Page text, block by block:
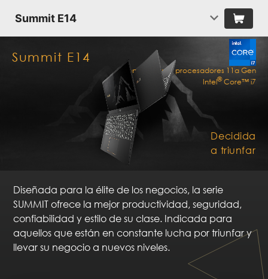
Summit E14
Summit E14
Decidida
a triunfar
Impulsada por procesadores 11a Gen
Intel®Core™ i7
Diseñada para la élite de los negocios, la serie
SUMMIT ofrece la mejor productividad, seguridad,
confiabilidad y estilo de su clase. Indicada para
aquellos que están en constante lucha por triunfar y
llevar su negocio a nuevos niveles.